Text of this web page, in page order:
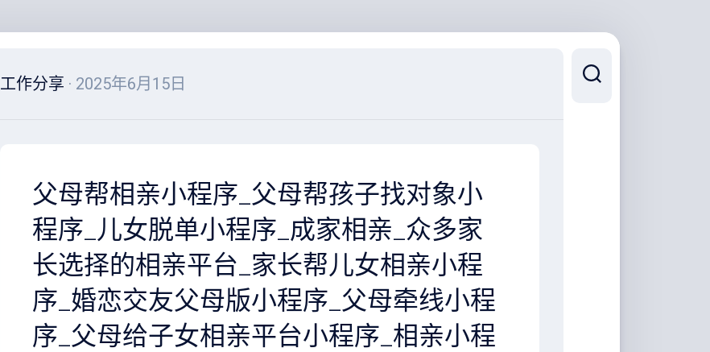
工作分享 · 2025年6月15日
父母帮相亲小程序_父母帮孩子找对象小
程序_儿女脱单小程序_成家相亲_众多家
长选择的相亲平台_家长帮儿女相亲小程
序_婚恋交友父母版小程序_父母牵线小程
序_父母给子女相亲平台小程序_相亲小程